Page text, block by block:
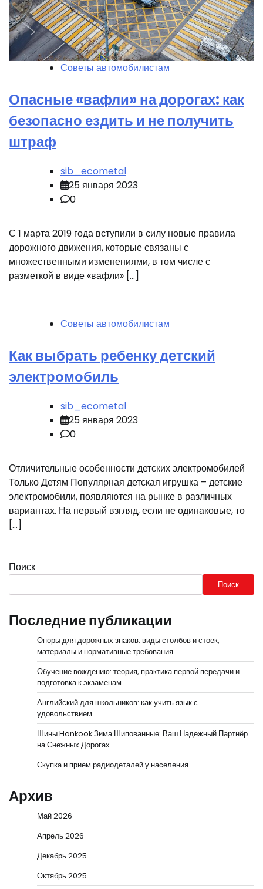
Советы автомобилистам
Опасные «вафли» на дорогах: как
безопасно ездить и не получить
штраф
sib_ecometal
25 января 2023
0
С 1 марта 2019 года вступили в силу новые правила
дорожного движения, которые связаны с
множественными изменениями, в том числе с
разметкой в виде «вафли» […]
Советы автомобилистам
Как выбрать ребенку детский
электромобиль
sib_ecometal
25 января 2023
0
Отличительные особенности детских электромобилей
Только Детям Популярная детская игрушка – детские
электромобили, появляются на рынке в различных
вариантах. На первый взгляд, если не одинаковые, то
[…]
Поиск
Поиск
Последние публикации
Опоры для дорожных знаков: виды столбов и стоек,
материалы и нормативные требования
Обучение вождению: теория, практика первой передачи и
подготовка к экзаменам
Английский для школьников: как учить язык с
удовольствием
Шины Hankook Зима Шипованные: Ваш Надежный Партнёр
на Снежных Дорогах
Скупка и прием радиодеталей у населения
Архив
Май 2026
Апрель 2026
Декабрь 2025
Октябрь 2025